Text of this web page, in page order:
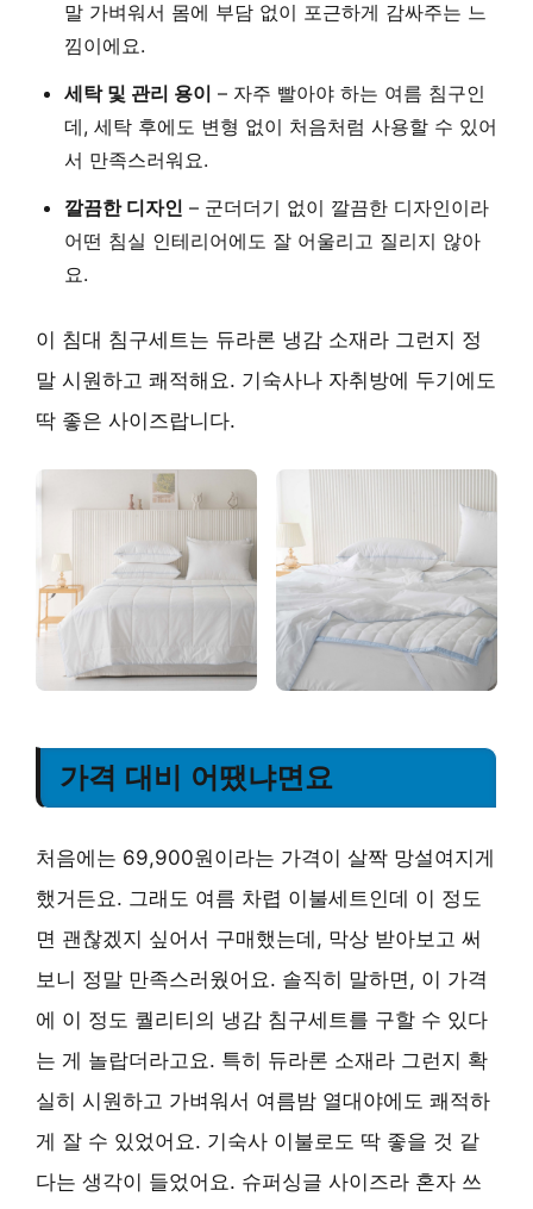
말 가벼워서 몸에 부담 없이 포근하게 감싸주는 느
낌이에요.
세탁 및 관리 용이 – 자주 빨아야 하는 여름 침구인
데, 세탁 후에도 변형 없이 처음처럼 사용할 수 있어
서 만족스러워요.
깔끔한 디자인 – 군더더기 없이 깔끔한 디자인이라
어떤 침실 인테리어에도 잘 어울리고 질리지 않아
요.
이 침대 침구세트는 듀라론 냉감 소재라 그런지 정
말 시원하고 쾌적해요. 기숙사나 자취방에 두기에도
딱 좋은 사이즈랍니다.
가격 대비 어땠냐면요
처음에는 69,900원이라는 가격이 살짝 망설여지게
했거든요. 그래도 여름 차렵 이불세트인데 이 정도
면 괜찮겠지 싶어서 구매했는데, 막상 받아보고 써
보니 정말 만족스러웠어요. 솔직히 말하면, 이 가격
에 이 정도 퀄리티의 냉감 침구세트를 구할 수 있다
는 게 놀랍더라고요. 특히 듀라론 소재라 그런지 확
실히 시원하고 가벼워서 여름밤 열대야에도 쾌적하
게 잘 수 있었어요. 기숙사 이불로도 딱 좋을 것 같
다는 생각이 들었어요. 슈퍼싱글 사이즈라 혼자 쓰